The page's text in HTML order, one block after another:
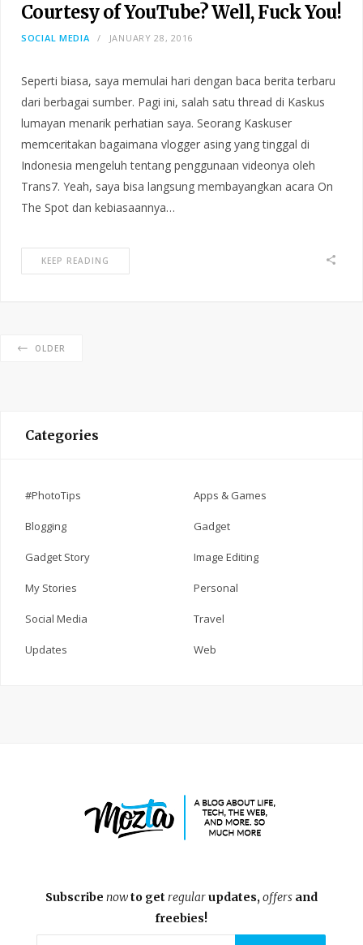
Courtesy of YouTube? Well, Fuck You!
SOCIAL MEDIA JANUARY 28, 2016
Seperti biasa, saya memulai hari dengan baca berita terbaru
dari berbagai sumber. Pagi ini, salah satu thread di Kaskus
lumayan menarik perhatian saya. Seorang Kaskuser
memceritakan bagaimana vlogger asing yang tinggal di
Indonesia mengeluh tentang penggunaan videonya oleh
Trans7. Yeah, saya bisa langsung membayangkan acara On
The Spot dan kebiasaannya…
KEEP READING
OLDER
Categories
#PhotoTips Apps & Games
Blogging Gadget
Gadget Story Image Editing
My Stories Personal
Social Media Travel
Updates Web
Subscribe nowto get regularupdates,offersand
freebies!